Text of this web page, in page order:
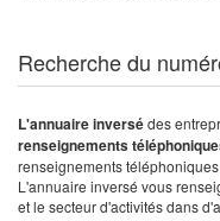
Recherche du
L'annuaire inversédes
renseignements
renseignements
L'annuaire inversé vous
et le secteur d'activités dans